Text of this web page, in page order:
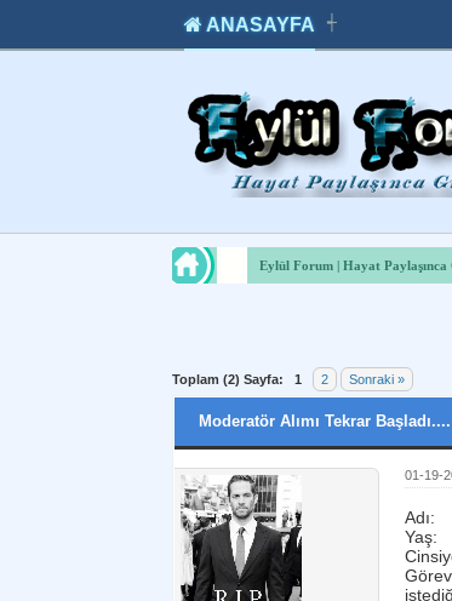
satın
takipçi
ANASAYFA ┽
Eylül Forum | Hayat Paylaşınca
Toplam (2) Sayfa: 1 2 Sonraki »
Moderatör Alımı Tekrar Başladı....
01-19-
Adı:
Yaş: